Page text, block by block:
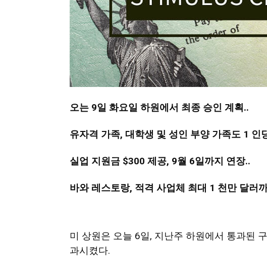
역
한
인
활
오는 9일 화요일 하원에서 최종 승인 계획..
유자격 가족, 대학생 및 성인 부양 가족도 1 인
실업 지원금 $300 제공, 9월 6일까지 연장..
바와 레스토랑, 적격 사업체 최대 1 천만 달러
미 상원은 오늘 6일, 지난주 하원에서 통과된
과시켰다.